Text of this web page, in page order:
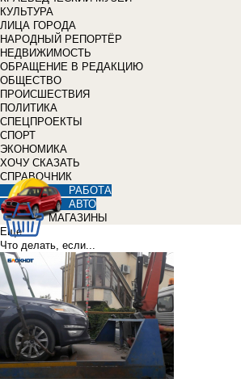
КУЛЬТУРА
ЛИЦА ГОРОДА
НАРОДНЫЙ РЕПОРТЁР
НЕДВИЖИМОСТЬ
ОБРАЩЕНИЕ В РЕДАКЦИЮ
ОБЩЕСТВО
ПРОИСШЕСТВИЯ
ПОЛИТИКА
СПЕЦПРОЕКТЫ
СПОРТ
ЭКОНОМИКА
ХОЧУ СКАЗАТЬ
СПРАВОЧНИК
РАБОТА
АВТО
МАГАЗИНЫ
Еще
Что делать, если...